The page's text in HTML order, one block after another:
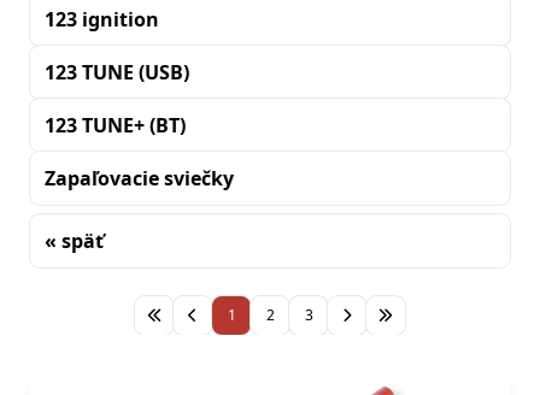
123 ignition
123 TUNE (USB)
123 TUNE+ (BT)
Zapaľovacie sviečky
« späť
1 2 3